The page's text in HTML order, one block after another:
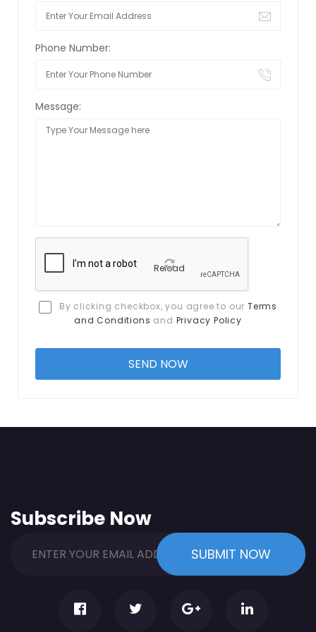
Phone Number:
Message:
Reload
By clicking checkbox, you agree to our Terms
and Conditions and Privacy Policy
Subscribe Now